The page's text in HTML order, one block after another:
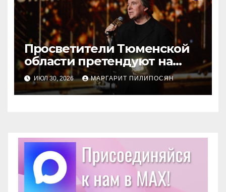
Просветители Тюменской
области претендуют на
награду Знание.Премия
ИЮЛ 30, 2026 МАРГАРИТ ПИЛИПОСЯН